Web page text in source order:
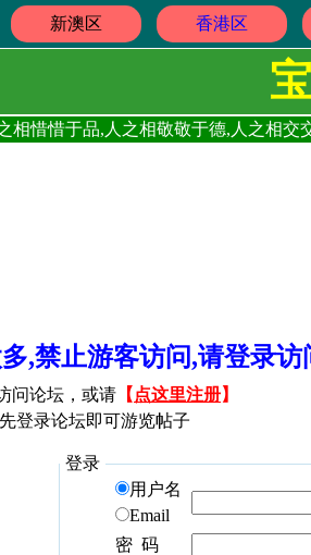
新澳区 香港区
相惜惜于品,人之相敬敬于德,人之相
多,禁止游客访问,请登录
问论坛，或请 【 点这里注册】
登录论坛即可游览帖子
登录
用户名
Email
密 码